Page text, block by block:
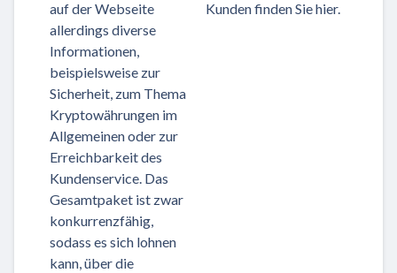
auf der Webseite
allerdings diverse
Informationen,
beispielsweise zur
Sicherheit, zum Thema
Kryptowährungen im
Allgemeinen oder zur
Erreichbarkeit des
Kundenservice. Das
Gesamtpaket ist zwar
konkurrenzfähig,
sodass es sich lohnen
kann, über die
Kunden finden Sie hier.